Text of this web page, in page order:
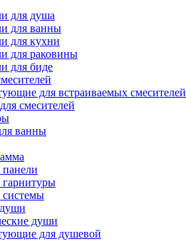
для душа
для ванны
для кухни
для раковины
для биде
для встраиваемых смесителей
смесителей
ванны
души
для душевой